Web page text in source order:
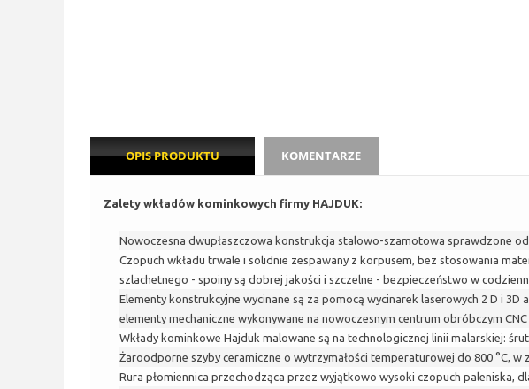
OPIS PRODUKTU KOMENTARZE
Zalety wkładów kominkowych firmy HAJDUK:
Nowoczesna dwupłaszczowa konstrukcja stalowo-szamotowa sprawdzone
Czopuch wkładu trwale i solidnie zespawany z korpusem, bez stosowania
szlachetnego - spoiny są dobrej jakości i szczelne - bezpieczeństwo w
Elementy konstrukcyjne wycinane są za pomocą wycinarek laserowych 2 D i
elementy mechaniczne wykonywane na nowoczesnym centrum obróbczym
Wkłady kominkowe Hajduk malowane są na technologicznej linii malarskiej:
Żaroodporne szyby ceramiczne o wytrzymałości temperaturowej do 800 °C,
Rura płomiennica przechodząca przez wyjątkowo wysoki czopuch paleniska,